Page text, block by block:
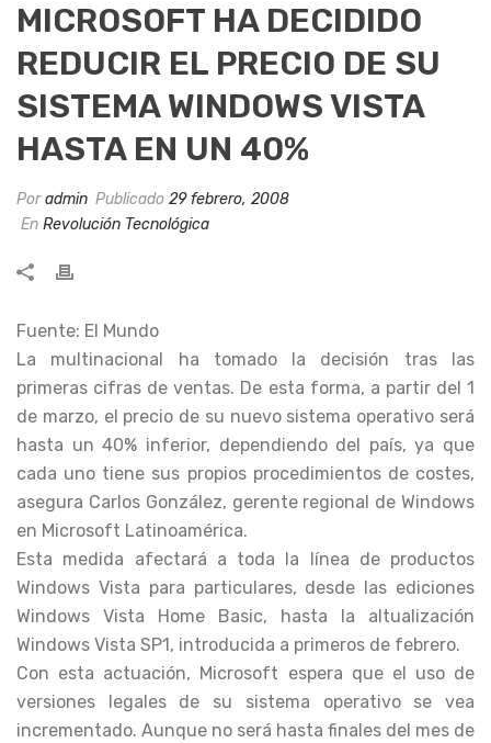
MICROSOFT HA DECIDIDO
REDUCIR EL PRECIO DE SU
SISTEMA WINDOWS VISTA
HASTA EN UN 40%
Poradmin Publicado 29 febrero, 2008
En Revolución Tecnológica
Fuente: El Mundo
La multinacional ha tomado la decisión tras las
primeras cifras de ventas. De esta forma, a partir del 1
de marzo, el precio de su nuevo sistema operativo será
hasta un 40% inferior, dependiendo del país, ya que
cada uno tiene sus propios procedimientos de costes,
asegura Carlos González, gerente regional de Windows
en Microsoft Latinoamérica.
Esta medida afectará a toda la línea de productos
Windows Vista para particulares, desde las ediciones
Windows Vista Home Basic, hasta la altualización
Windows Vista SP1, introducida a primeros de febrero.
Con esta actuación, Microsoft espera que el uso de
versiones legales de su sistema operativo se vea
incrementado. Aunque no será hasta finales del mes de